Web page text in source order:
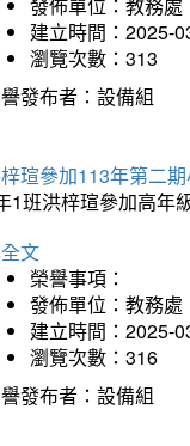
建立時間：2025-
瀏覽次數：313
發布者：設備組
瑄參加113年第二
1班洪梓瑄參加高年
文
榮譽事項：
發佈單位：教務處
建立時間：2025-
瀏覽次數：316
發布者：設備組